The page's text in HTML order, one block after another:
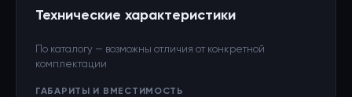
Технические характеристики
По каталогу — возможны отличия от конкретной
комплектации
ГАБАРИТЫ И ВМЕСТИМОСТЬ